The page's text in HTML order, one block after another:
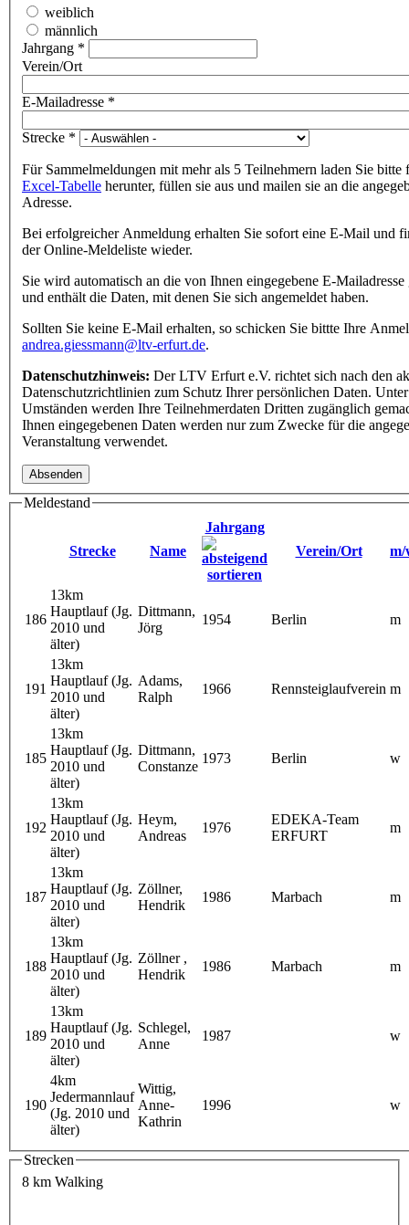
weiblich
männlich
Jahrgang *
Verein/Ort
E-Mailadresse *
Strecke *
Für Sammelmeldungen mit mehr als 5 Teilnehmern laden Sie bitte
Excel-Tabelle herunter, füllen sie aus und mailen sie an die
Adresse.
Bei erfolgreicher Anmeldung erhalten Sie sofort eine E-Mail und
der Online-Meldeliste wieder.
Sie wird automatisch an die von Ihnen eingegebene E-Mailadresse
und enthält die Daten, mit denen Sie sich angemeldet haben.
Sollten Sie keine E-Mail erhalten, so schicken Sie bittte Ihre
andrea.giessmann@ltv-erfurt.de.
Datenschutzhinweis: Der LTV Erfurt e.V. richtet sich nach den
Datenschutzrichtlinien zum Schutz Ihrer persönlichen Daten.
Umständen werden Ihre Teilnehmerdaten Dritten zugänglich
Ihnen eingegebenen Daten werden nur zum Zwecke für die
Veranstaltung verwendet.
Meldestand
Strecke Name
Jahrgang
Verein/Ort
m/
186
13km
Hauptlauf (Jg.
2010 und
älter)
Dittmann,
Jörg
1954 Berlin m
191
13km
Hauptlauf (Jg.
2010 und
älter)
Adams,
Ralph
1966 Rennsteiglaufverein m
185
13km
Hauptlauf (Jg.
2010 und
älter)
Dittmann,
Constanze
1973 Berlin w
192
13km
Hauptlauf (Jg.
2010 und
älter)
Heym,
Andreas
1976
EDEKA-Team
ERFURT
m
187
13km
Hauptlauf (Jg.
2010 und
älter)
Zöllner,
Hendrik
1986 Marbach m
188
13km
Hauptlauf (Jg.
2010 und
älter)
Zöllner ,
Hendrik
1986 Marbach m
189
13km
Hauptlauf (Jg.
2010 und
älter)
Schlegel,
Anne
1987 w
190
4km
Jedermannlauf
(Jg. 2010 und
älter)
Wittig,
Anne-
Kathrin
1996 w
Strecken
8 km Walking